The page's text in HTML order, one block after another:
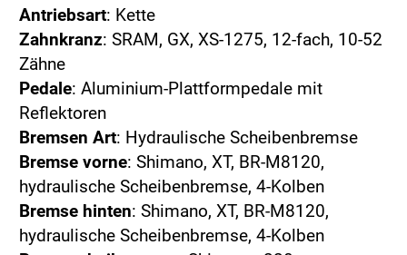
Antriebsart: Kette
Zahnkranz: SRAM, GX, XS-1275, 12-fach, 10-52
Zähne
Pedale: Aluminium-Plattformpedale mit
Reflektoren
Bremsen Art: Hydraulische Scheibenbremse
Bremse vorne: Shimano, XT, BR-M8120,
hydraulische Scheibenbremse, 4-Kolben
Bremse hinten: Shimano, XT, BR-M8120,
hydraulische Scheibenbremse, 4-Kolben